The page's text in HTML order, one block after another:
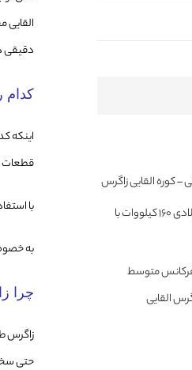
دقیقی
اینکه
قطعات
با
به
چرا
زاگرس
حتی